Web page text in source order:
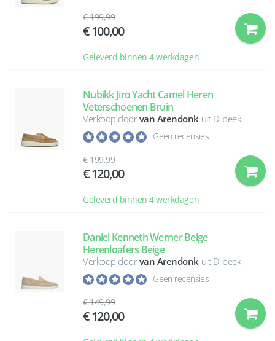
199,99
100,00
Geleverd binnen 4 werkdagen
Nubikk Jiro Yacht Camel Heren
Veterschoenen Bruin
Verkoop doorvan Arendonk uit Dilbeek
Geen recensies
199,99
120,00
Geleverd binnen 4 werkdagen
Daniel Kenneth Werner Beige
Herenloafers Beige
Verkoop doorvan Arendonk uit Dilbeek
Geen recensies
149,99
120,00